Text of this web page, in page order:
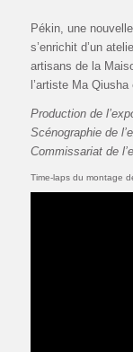
Pékin, une
s’enrichit d’un
artisans de la
l’artiste Ma
Production de
Scénographie de
Commissariat de
Time-laps du montage